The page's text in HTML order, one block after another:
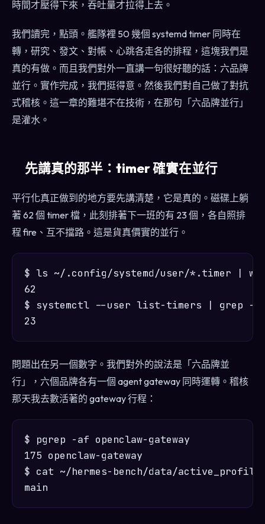
時間才壓得下來，吞吐量才拉得上去。
我們讀完，點頭。艦隊裡 50 幾個 systemd timer 同時在
轉，研究、發文、對帳、心跳各走各的排程，這塊我們是
真的有做。而且我們對外一直講一句很好聽的話：六品牌
並行。實作完成，我們挺得意。然後我們對自己做了對抗
式稽核。這一章的難堪不在技術，在那句「六品牌並行」
是灌水。
先講真的那半：timer 確實在並行
平行化真正做到的地方要先講清楚，它是真的。磁碟上躺
著 62 個 timer 檔，此刻排著下一班的有 23 個，各自照排
程 fire、互不擋路。這是貨真價實的並行。
$ ls ~/.config/systemd/user/*.timer |
62
$ systemctl --user list-timers | grep -
問題出在另一個數字。我們對外的說法是「六品牌並
行」，六個品牌各有一個 agent gateway 同時運轉。稽核
那天我去數活著的 gateway 行程：
$ pgrep -af openclaw-gateway
175 openclaw-gateway
$ cat ~/hermes-bench/data/active_profile